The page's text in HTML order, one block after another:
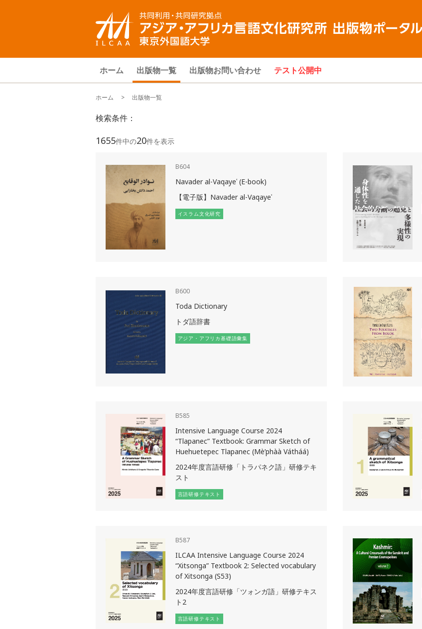
ホーム 出版物一覧 出版物お問い合わせ テスト公開中
ホーム > 出版物一覧
検索条件：
1655件中の20件を表示
B604
Navader al-Vaqayeʿ (E-book)
【電子版】Navader al-Vaqayeʿ
イスラム文化研究
B600
Toda Dictionary
トダ語辞書
アジア・アフリカ基礎語彙集
B585
Intensive Language Course 2024
“Tlapanec” Textbook: Grammar Sketch of
Huehuetepec Tlapanec (Mè’phàà Vátháá)
2024年度言語研修「トラパネク語」研修テキ
スト
言語研修テキスト
B587
ILCAA Intensive Language Course 2024
“Xitsonga” Textbook 2: Selected vocabulary
of Xitsonga (S53)
2024年度言語研修「ツォンガ語」研修テキス
ト2
言語研修テキスト